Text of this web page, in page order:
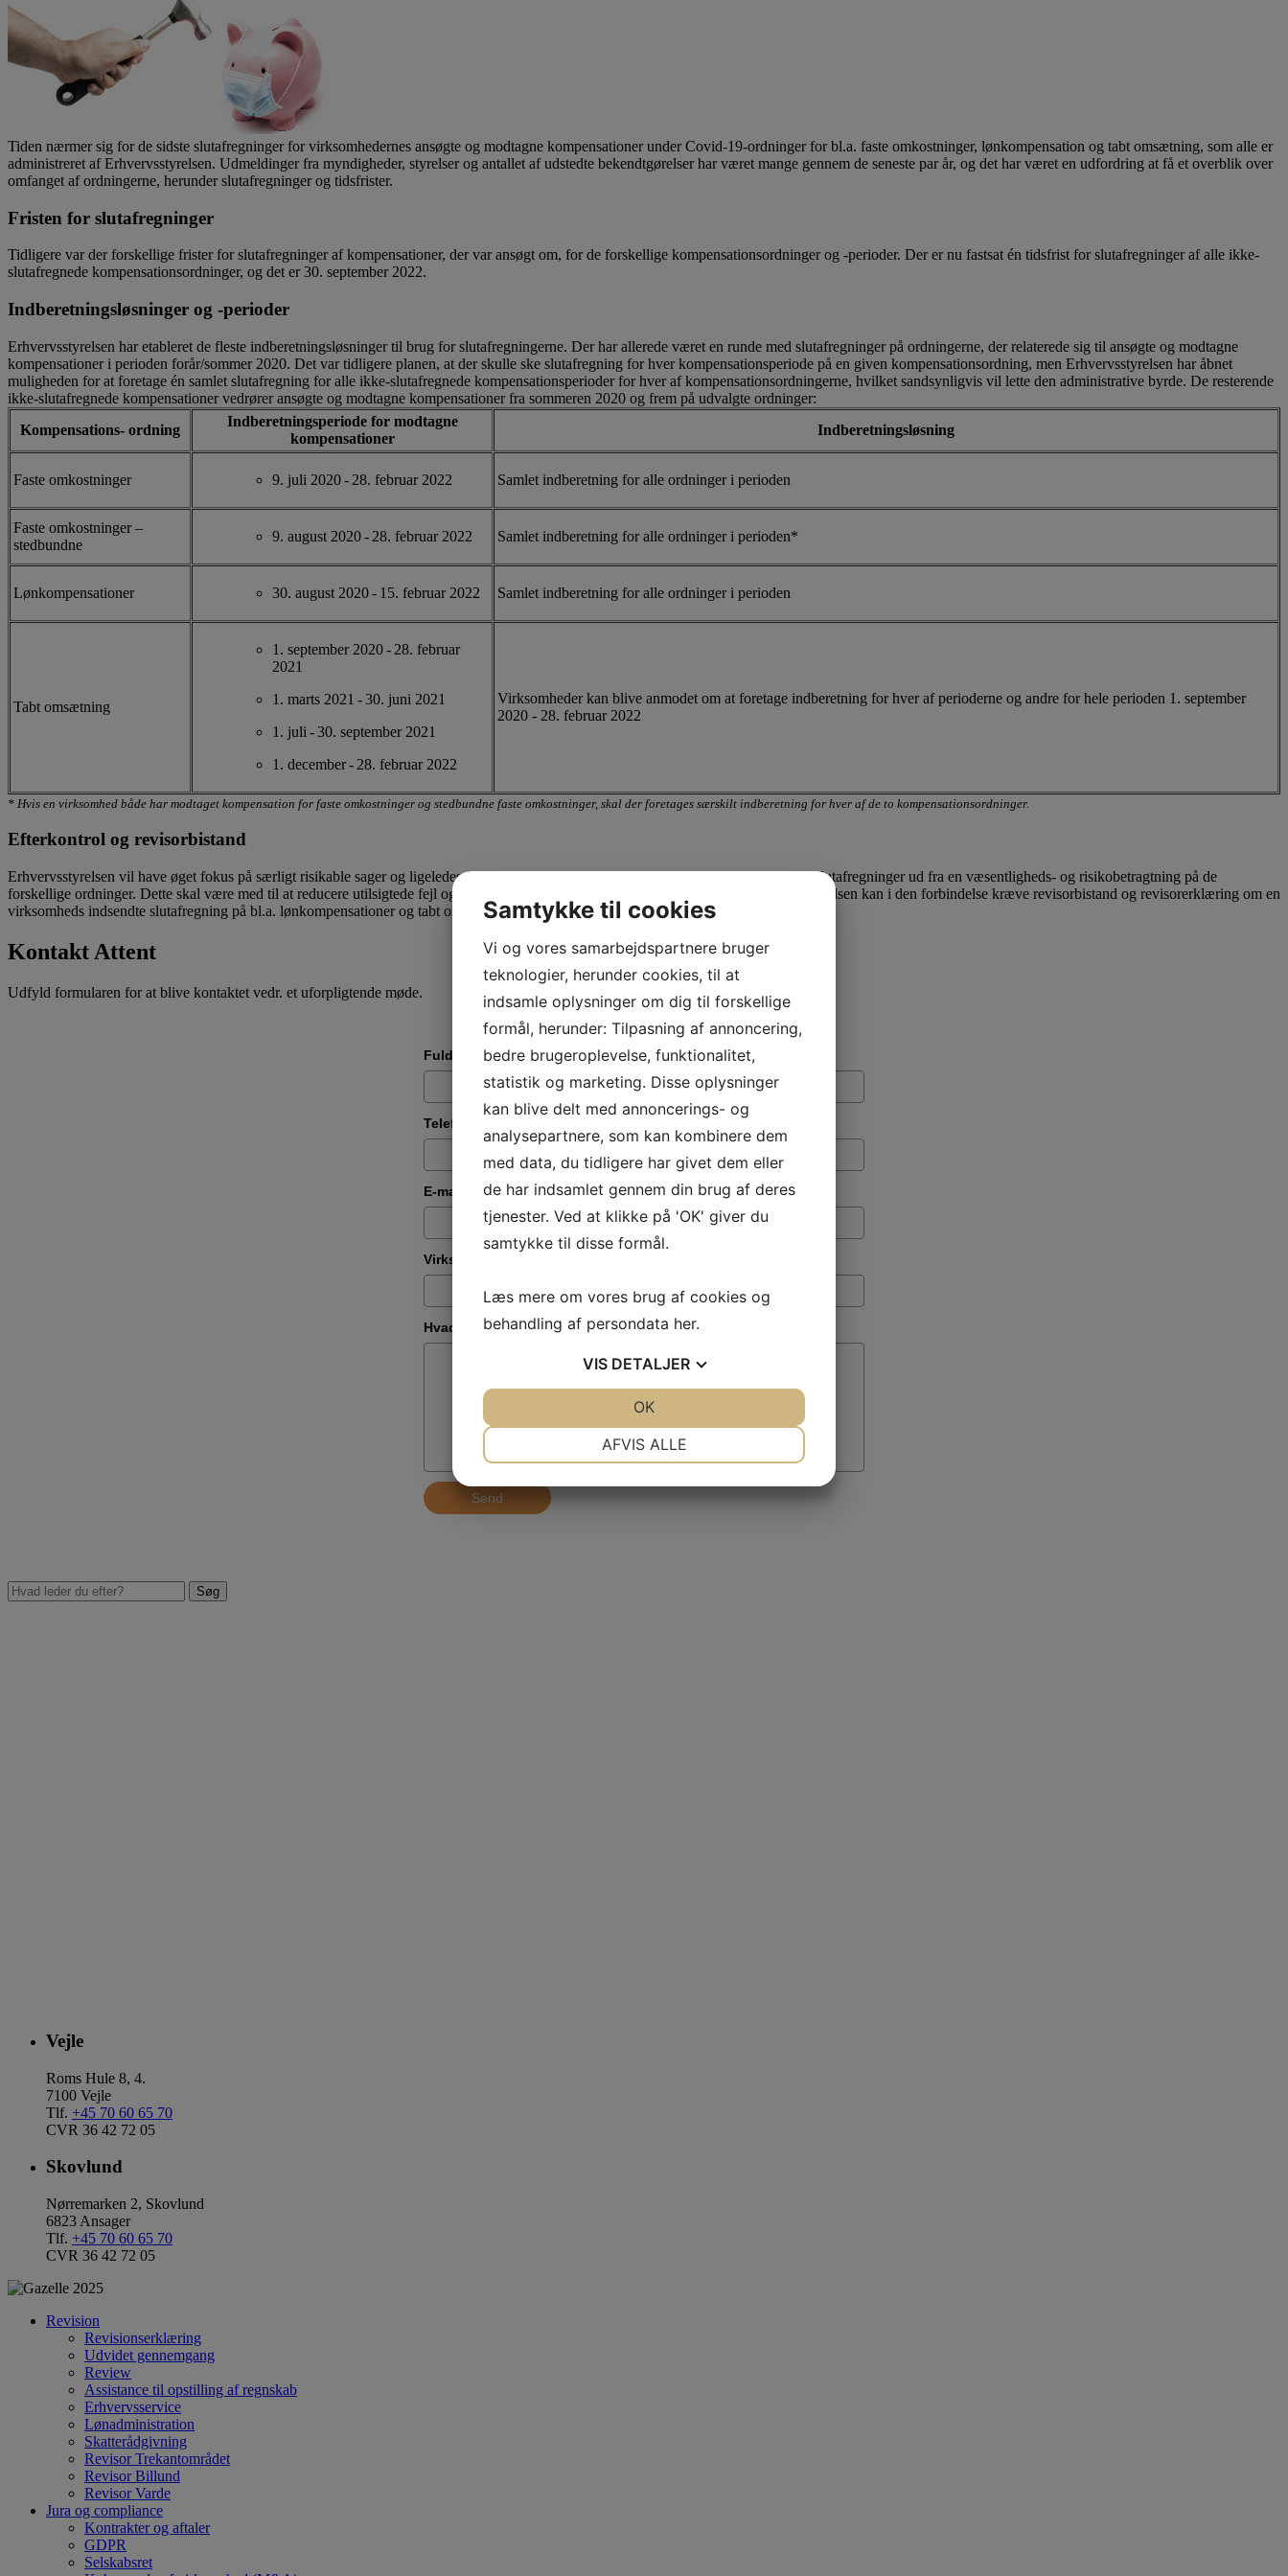
Tiden nærmer sig for de sidste slutafregninger for virksomhedernes ansøgte og modtagne kompensationer under Covid-19-ordninger for bl.a. faste omkostninger, lønkompensation og tabt omsætning, som alle er
administreret af Erhvervsstyrelsen. Udmeldinger fra myndigheder, styrelser og antallet af udstedte bekendtgørelser har været mange gennem de seneste par år, og det har været en udfordring at få et overblik over
omfanget af ordningerne, herunder slutafregninger og tidsfrister.
Fristen for slutafregninger
Tidligere var der forskellige frister for slutafregninger af kompensationer, der var ansøgt om, for de forskellige kompensationsordninger og -perioder. Der er nu fastsat én tidsfrist for slutafregninger af alle ikke-
slutafregnede kompensationsordninger, og det er 30. september 2022.
Indberetningsløsninger og -perioder
Erhvervsstyrelsen har etableret de fleste indberetningsløsninger til brug for slutafregningerne. Der har allerede været en runde med slutafregninger på ordningerne, der relaterede sig til ansøgte og modtagne
kompensationer i perioden forår/sommer 2020. Det var tidligere planen, at der skulle ske slutafregning for hver kompensa­tionsperiode på en given kompensations­ordning, men Erhvervsstyrelsen har åbnet
muligheden for at foretage én samlet slutafregning for alle ikke-slutafregnede kompensationsperioder for hver af kompensationsordningerne, hvilket sandsynligvis vil lette den administrative byrde. De resterende
ikke-slutafregnede kompensationer vedrører ansøgte og modtagne kompensationer fra sommeren 2020 og frem på udvalgte ordninger:
Kompensations- ordning
Indberetningsperiode for modtagne
kompensationer
Indberetningsløsning
Faste omkostninger 9. juli 2020 - 28. februar 2022 Samlet indberetning for alle ordninger i perioden
Faste omkostninger –
stedbundne
9. august 2020 - 28. februar 2022 Samlet indberetning for alle ordninger i perioden*
Lønkompensationer 30. august 2020 - 15. februar 2022 Samlet indberetning for alle ordninger i perioden
Tabt omsætning
1. september 2020 - 28. februar
2021
1. marts 2021 - 30. juni 2021
1. juli - 30. september 2021
1. december - 28. februar 2022
Virksomheder kan blive anmodet om at foretage indberetning for hver af perioderne og andre for hele perioden 1. september
2020 - 28. februar 2022
* Hvis en virksomhed både har modtaget kompensation for faste omkostninger og stedbundne faste omkostninger, skal der foretages særskilt indberetning for hver af de to kompensationsordninger.
Efterkontrol og revisorbistand
Erhvervsstyrelsen vil have øget fokus på særligt risikable sager og ligeledes foretage en større efterkontrol af en række virksomheders slutafregninger ud fra en væsentligheds- og risikobetragtning på de
forskellige ordninger. Dette skal være med til at reducere utilsigtede fejl og minimere risikoen for svindel med ordningerne. Erhvervsstyrelsen kan i den forbindelse kræve revisorbistand og revisorerklæring om en
virksomheds indsendte slutafregning på bl.a. lønkompensationer og tabt omsætning, som det også er set på tidligere slutafregninger.
Kontakt Attent
Udfyld formularen for at blive kontaktet vedr. et uforpligtende møde.
Fulde navn*
Telefonnummer
E-mail
Virksomhed
Hvad drejer din henvendelse sig om?
Send
Vejle
Roms Hule 8, 4.
7100 Vejle
Tlf. +45 70 60 65 70
CVR 36 42 72 05
Skovlund
Nørremarken 2, Skovlund
6823 Ansager
Tlf. +45 70 60 65 70
CVR 36 42 72 05
Revision
Revisionserklæring
Udvidet gennemgang
Review
Assistance til opstilling af regnskab
Erhvervsservice
Lønadministration
Skatterådgivning
Revisor Trekantområdet
Revisor Billund
Revisor Varde
Jura og compliance
Kontrakter og aftaler
GDPR
Selskabsret
Samtykke til cookies
Vi og vores samarbejdspartnere bruger
teknologier, herunder cookies, til at
indsamle oplysninger om dig til forskellige
formål, herunder: Tilpasning af annoncering,
bedre brugeroplevelse, funktionalitet,
statistik og marketing. Disse oplysninger
kan blive delt med annoncerings- og
analysepartnere, som kan kombinere dem
med data, du tidligere har givet dem eller
de har indsamlet gennem din brug af deres
tjenester. Ved at klikke på 'OK' giver du
samtykke til disse formål.
Læs mere om vores brug af cookies og
behandling af persondata her.
VIS DETALJER
MARKETING
AFVIS ALLE
OK